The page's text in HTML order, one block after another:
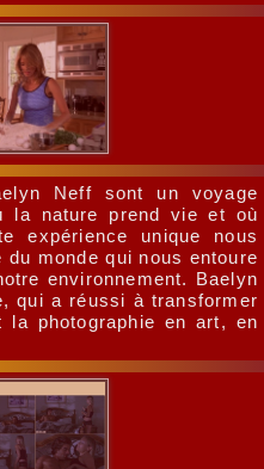
Neff sont un voyage
la nature prend vie et où
expérience unique nous
monde qui nous entoure
environnement. Baelyn
qui a réussi à transformer
photographie en art, en